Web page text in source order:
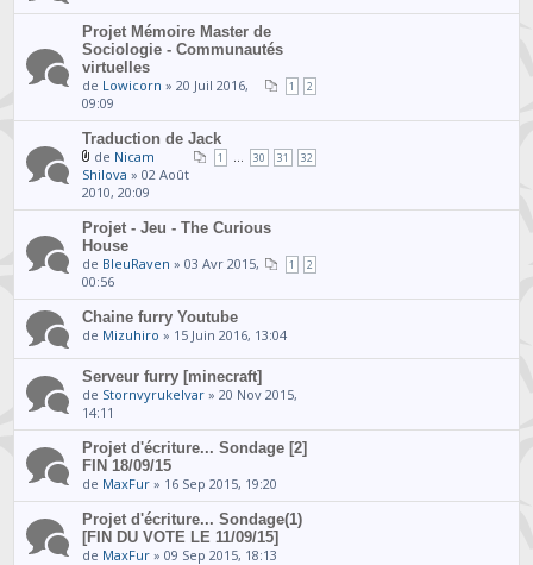
Projet Mémoire Master de
Sociologie - Communautés
virtuelles
1 2
de Lowicorn » 20 Juil 2016,
09:09
Traduction de Jack
1 30 31 32
de Nicam
Shilova » 02 Août
2010, 20:09
Projet - Jeu - The Curious
House
1 2
de BleuRaven » 03 Avr 2015,
00:56
Chaine furry Youtube
de Mizuhiro » 15 Juin 2016, 13:04
Serveur furry [minecraft]
de Stornvyrukelvar » 20 Nov 2015,
14:11
Projet d'écriture... Sondage [2]
FIN 18/09/15
de MaxFur » 16 Sep 2015, 19:20
Projet d'écriture... Sondage(1)
[FIN DU VOTE LE 11/09/15]
de MaxFur » 09 Sep 2015, 18:13